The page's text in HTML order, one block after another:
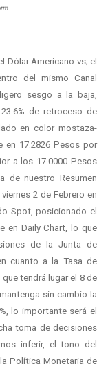
Dólar Americano vs; el
del mismo Canal
sesgo a la baja,
de retroceso de
en color mostaza-
en 17.2826 Pesos por
a los 17.0000 Pesos
de nuestro Resumen
2 de Febrero en
Spot, posicionado el
en Daily Chart, lo que
de la Junta de
cuanto a la Tasa de
tendrá lugar el 8 de
sin cambio la
lo importante será el
toma de decisiones
inferir, el tono del
Política Monetaria de